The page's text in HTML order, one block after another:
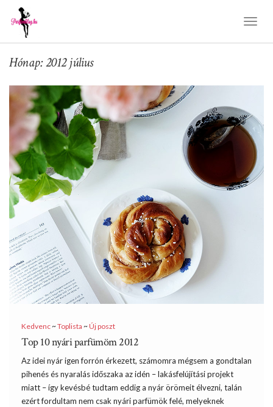
Hónap: 2012 július
Kedvenc~Toplista ~Új poszt
Top 10 nyári parfümöm 2012
Az idei nyár igen forrón érkezett, számomra mégsem a gondtalan
pihenés és nyaralás időszaka az idén – lakásfelújítási projekt
miatt – így kevésbé tudtam eddig a nyár örömeit élvezni, talán
ezért fordultam nem csak nyári parfümök felé, melyeknek